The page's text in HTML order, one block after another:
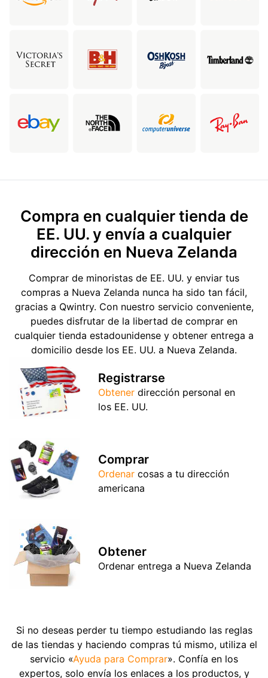
Compra en cualquier tienda de
EE. UU. y envía a cualquier
dirección en Nueva Zelanda
Comprar de minoristas de EE. UU. y enviar tus
compras a Nueva Zelanda nunca ha sido tan fácil,
gracias a Qwintry. Con nuestro servicio conveniente,
puedes disfrutar de la libertad de comprar en
cualquier tienda estadounidense y obtener entrega a
domicilio desde los EE. UU. a Nueva Zelanda.
Registrarse
Obtener dirección personal en
los EE. UU.
Comprar
Ordenar cosas a tu dirección
americana
Obtener
Ordenar entrega a Nueva Zelanda
Si no deseas perder tu tiempo estudiando las reglas
de las tiendas y haciendo compras tú mismo, utiliza el
servicio «Ayuda para Comprar». Confía en los
expertos, solo envía los enlaces a los productos, y